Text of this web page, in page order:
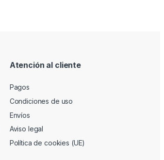
Atención al cliente
Pagos
Condiciones de uso
Envíos
Aviso legal
Política de cookies (UE)